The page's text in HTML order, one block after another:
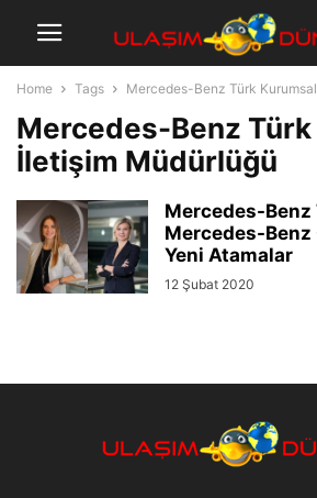
Home Tags Mercedes-Benz Türk
Mercedes-Benz
İletişim Müdürlüğü
Mercedes-Benz
Mercedes-Benz
Yeni Atamalar
12 Şubat 2020